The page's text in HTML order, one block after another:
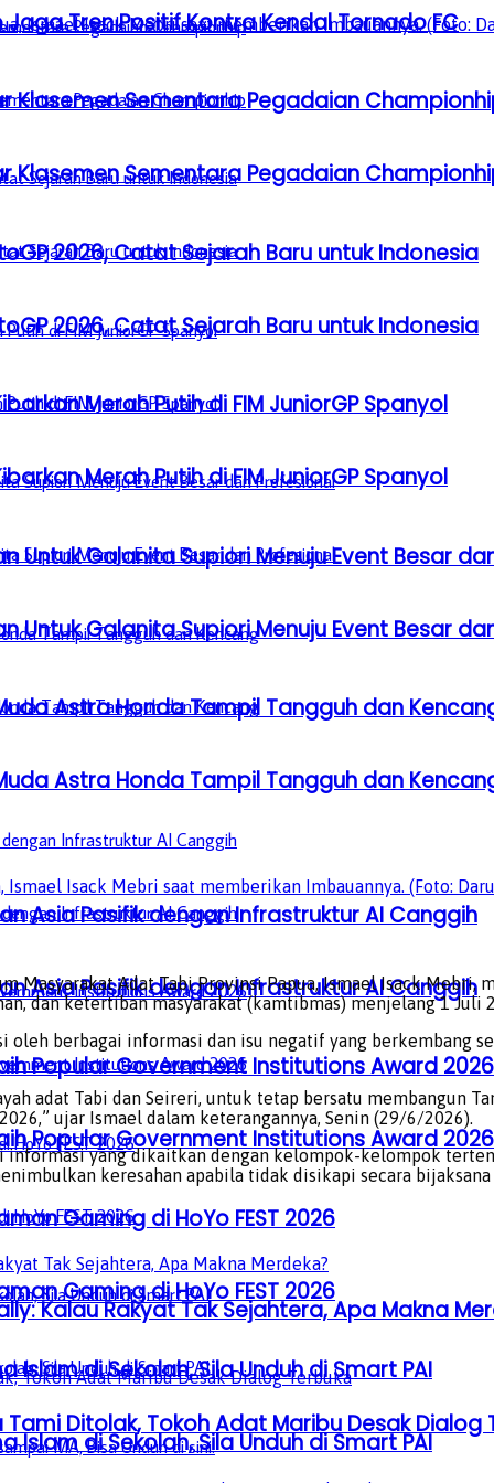
Klasemen Sementara Pegadaian
2026, Catat Sejarah Baru untuk Indonesia
Merah Putih di FIM JuniorGP Spanyol
Untuk Galanita Supiori Menuju Event Besar
Astra Honda Tampil Tangguh dan
Asia Pasifik dengan Infrastruktur AI Canggih
Popular Government Institutions Award 2026
Gaming di HoYo FEST 2026
Islam di Sekolah, Sila Unduh di Smart PAI
Tren Positif Kontra Kendal Tornado FC
Klasemen Sementara Pegadaian
2026, Catat Sejarah Baru untuk Indonesia
Merah Putih di FIM JuniorGP Spanyol
Untuk Galanita Supiori Menuju Event Besar
Astra Honda Tampil Tangguh dan
Asia Pasifik dengan Infrastruktur AI Canggih
Popular Government Institutions Award 2026
Gaming di HoYo FEST 2026
Islam di Sekolah, Sila Unduh di Smart PAI
Isack Mebri saat memberikan Imbauannya. (Foto:
Masyarakat Adat Tabi Provinsi Papua, Ismael Isack Mebri,
dan ketertiban masyarakat (kamtibmas) menjelang 1 Juli
oleh berbagai informasi dan isu negatif yang berkembang
adat Tabi dan Seireri, untuk tetap bersatu membangun
ujar Ismael dalam keterangannya, Senin (29/6/2026).
yang dikaitkan dengan kelompok-kelompok
keresahan apabila tidak disikapi secara bijaksana
Kalau Rakyat Tak Sejahtera, Apa Makna
Ditolak, Tokoh Adat Maribu Desak Dialog